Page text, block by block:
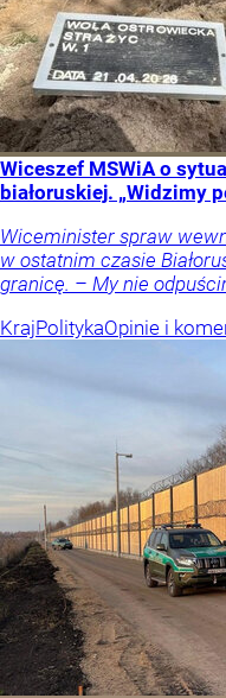
Wiceszef MSWiA o
białoruskiej. „Widzimy
Wiceminister spraw
w ostatnim czasie
granicę. – My nie
KrajPolitykaOpinie i